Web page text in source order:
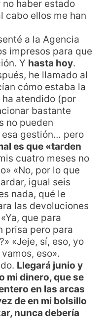
haber estado
cabo ellos me han
a la Agencia
impresos para que
Y hasta hoy.
he llamado al
cómo estaba la
atendido (por
bastante
no pueden
gestión… pero
es que «tarden
cuatro meses no
«No, por lo que
igual seis
nada, qué le
las devoluciones
que para
prisa pero para
«Jeje, sí, eso, yo
eso».
Llegará junio y
mi dinero, que se
en las arcas
de en mi bolsillo
nunca debería